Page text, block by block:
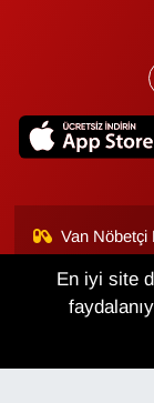
Van Nöbetçi
Van Namaz
Puan
En iyi site